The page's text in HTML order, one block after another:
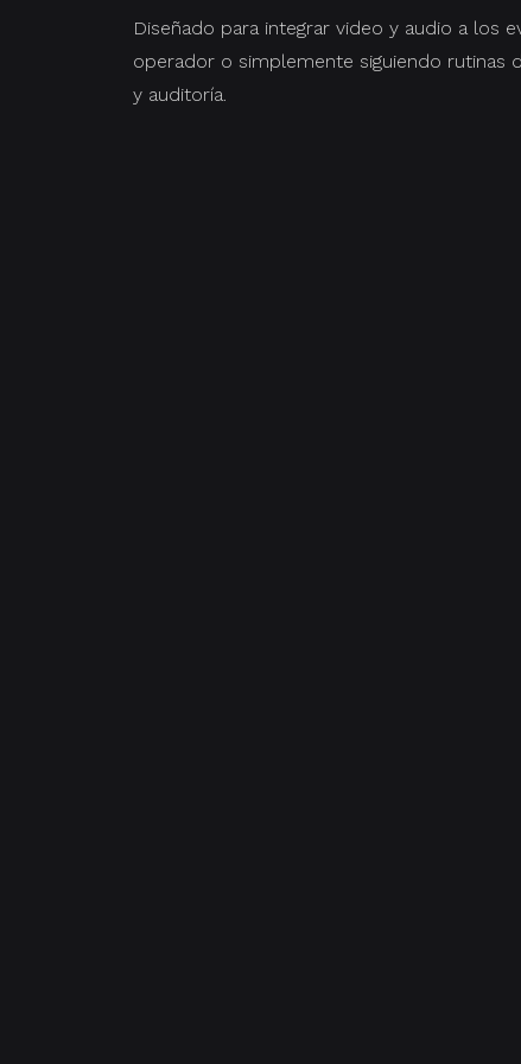
Diseñado para integrar video y audio a los
operador o simplemente siguiendo rutinas
y auditoría.